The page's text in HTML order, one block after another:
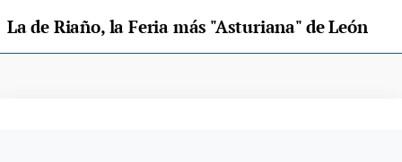
La de Riaño, la Feria más "Asturiana" de León